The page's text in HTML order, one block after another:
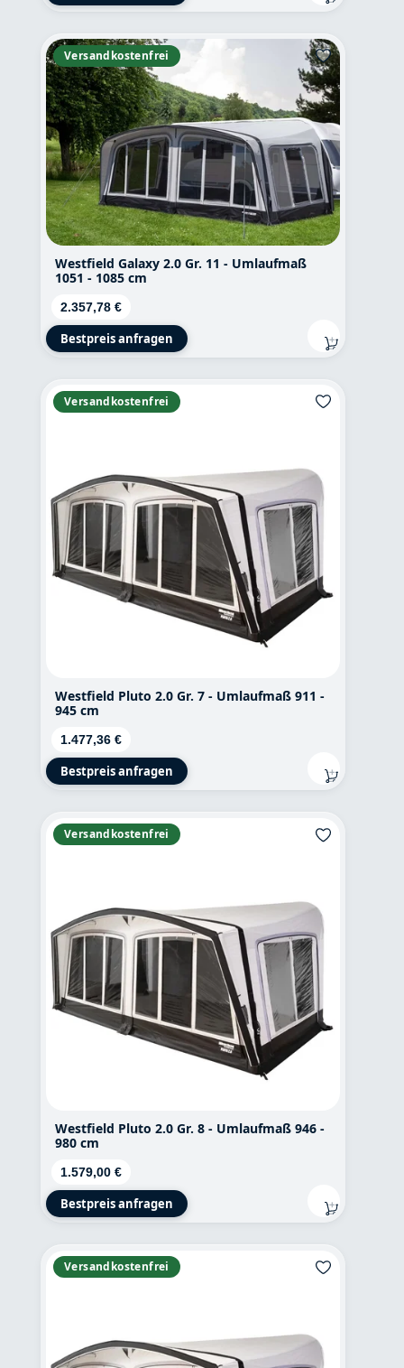
Versandkostenfrei
Westfield Galaxy 2.0 Gr. 11 - Umlaufmaß
1051 - 1085 cm
Regulärer Preis:
2.357,78 €
Bestpreis anfragen
Versandkostenfrei
Westfield Pluto 2.0 Gr. 7 - Umlaufmaß 911 -
945 cm
Regulärer Preis:
1.477,36 €
Bestpreis anfragen
Versandkostenfrei
Westfield Pluto 2.0 Gr. 8 - Umlaufmaß 946 -
980 cm
Regulärer Preis:
1.579,00 €
Bestpreis anfragen
Versandkostenfrei